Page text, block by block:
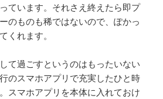
ています。それさえ終えたら即プ
のものも稀ではないので、ぽかっ
くれます。
て過ごすというのはもったいない
のスマホアプリで充実したひと時
スマホアプリを本体に入れておけ